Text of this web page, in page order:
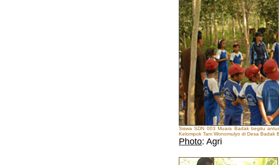
Siswa SDN 003 Muara Badak begitu
Kelompok Tani Wonomulyo di Desa Badak
Photo: Agri